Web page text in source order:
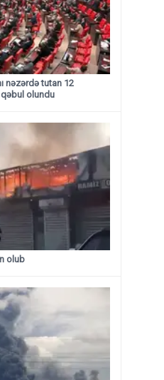
nəzərdə tutan 12
olundu
olub